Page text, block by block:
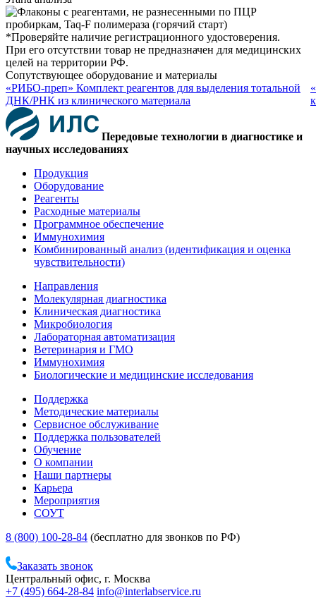
*Проверяйте наличие регистрационного удостоверения.
При его отсутствии товар не предназначен для медицинских
целей на территории РФ.
Сопутствующее оборудование и материалы
«РИБО-преп» Комплект реагентов для выделения тотальной
ДНК/РНК из клинического материала
Передовые технологии в диагностике и
научных исследованиях
Продукция
Оборудование
Реагенты
Расходные материалы
Программное обеспечение
Иммунохимия
Комбинированный анализ (идентификация и оценка
чувствительности)
Направления
Молекулярная диагностика
Клиническая диагностика
Микробиология
Лабораторная автоматизация
Ветеринария и ГМО
Иммунохимия
Биологические и медицинские исследования
Поддержка
Методические материалы
Сервисное обслуживание
Поддержка пользователей
Обучение
О компании
Наши партнеры
Карьера
Мероприятия
СОУТ
8 (800) 100-28-84 (бесплатно для звонков по РФ)
Заказать звонок
Центральный офис, г. Москва
+7 (495) 664-28-84 info@interlabservice.ru